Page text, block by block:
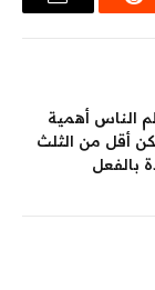
رديت
البريد
الناس أهمية
أقل من الثلث
بالفعل